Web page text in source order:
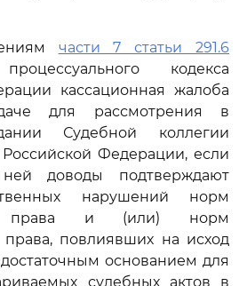
части 7 статьи 291.6
кодекса
кассационная жалоба
для рассмотрения в
Судебной коллегии
Федерации, если
доводы подтверждают
нарушений норм
права и (или) норм
права, повлиявших на исход
основанием для
судебных актов в